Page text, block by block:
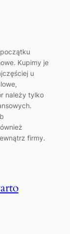
Kupimy je
u
należy tylko
firmy.